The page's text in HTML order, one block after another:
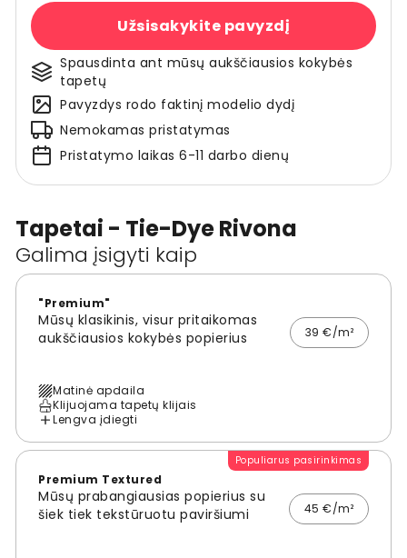
Tapetai - Tie-Dye Rivona
Galima įsigyti kaip
"Premium"
Mūsų klasikinis, visur pritaikomas
aukščiausios kokybės popierius
39 €/m²
Matinė apdaila
Klijuojama tapetų klijais
Lengva įdiegti
Populiarus pasirinkimas
Premium Textured
Mūsų prabangiausias popierius su
šiek tiek tekstūruotu paviršiumi
45 €/m²
Užsisakykite pavyzdį
Spausdinta ant mūsų aukščiausios kokybės
tapetų
Pavyzdys rodo faktinį modelio dydį
Nemokamas pristatymas
Pristatymo laikas 6-11 darbo dienų